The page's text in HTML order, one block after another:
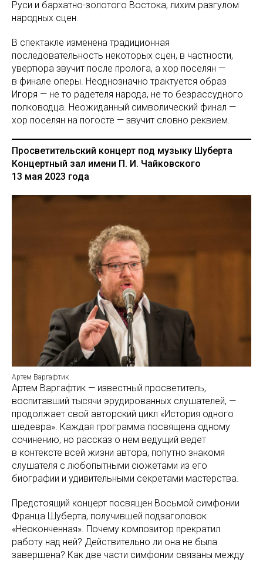
Руси и бархатно-золотого Востока, лихим разгулом
народных сцен.
В спектакле изменена традиционная
последовательность некоторых сцен, в частности,
увертюра звучит после пролога, а хор поселян —
в финале оперы. Неоднозначно трактуется образ
Игоря — не то радетеля народа, не то безрассудного
полководца. Неожиданный символический финал —
хор поселян на погосте — звучит словно реквием.
Просветительский концерт под музыку Шуберта
Концертный зал имени П. И. Чайковского
13 мая 2023 года
Артем Варгафтик
Артем Варгафтик — известный просветитель,
воспитавший тысячи эрудированных слушателей, —
продолжает свой авторский цикл «История одного
шедевра». Каждая программа посвящена одному
сочинению, но рассказ о нем ведущий ведет
в контексте всей жизни автора, попутно знакомя
слушателя с любопытными сюжетами из его
биографии и удивительными секретами мастерства.
Предстоящий концерт посвящен Восьмой симфонии
Франца Шуберта, получившей подзаголовок
«Неоконченная». Почему композитор прекратил
работу над ней? Действительно ли она не была
завершена? Как две части симфонии связаны между